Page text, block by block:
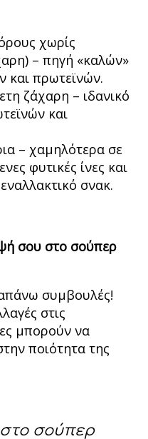
χωρίς
– πηγή «καλών»
και πρωτεϊνών.
ζάχαρη – ιδανικό
και
– χαμηλότερα σε
φυτικές ίνες και
σνακ.
σου στο σούπερ
συμβουλές!
στις
μπορούν να
ποιότητα της
σούπερ